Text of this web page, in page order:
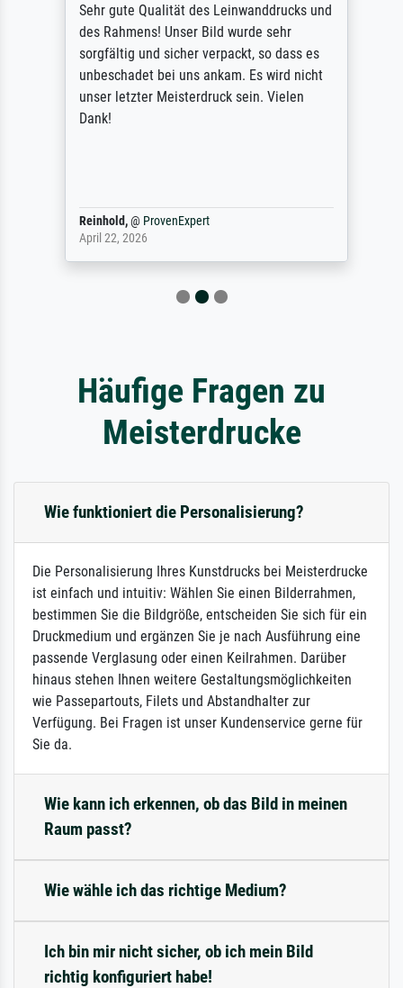
Sehr gute Qualität des Leinwanddrucks und
des Rahmens! Unser Bild wurde sehr
sorgfältig und sicher verpackt, so dass es
unbeschadet bei uns ankam. Es wird nicht
unser letzter Meisterdruck sein. Vielen
Dank!
Reinhold,@ProvenExpert
April 22, 2026
Häufige Fragen zu
Meisterdrucke
Wie funktioniert die Personalisierung?
Die Personalisierung Ihres Kunstdrucks bei Meisterdrucke
ist einfach und intuitiv: Wählen Sie einen Bilderrahmen,
bestimmen Sie die Bildgröße, entscheiden Sie sich für ein
Druckmedium und ergänzen Sie je nach Ausführung eine
passende Verglasung oder einen Keilrahmen. Darüber
hinaus stehen Ihnen weitere Gestaltungsmöglichkeiten
wie Passepartouts, Filets und Abstandhalter zur
Verfügung. Bei Fragen ist unser Kundenservice gerne für
Sie da.
Wie kann ich erkennen, ob das Bild in meinen
Raum passt?
Wie wähle ich das richtige Medium?
Ich bin mir nicht sicher, ob ich mein Bild
richtig konfiguriert habe!